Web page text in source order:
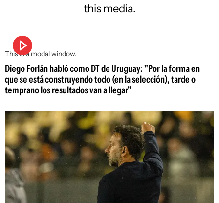
This is a modal window.
this media.
Diego Forlán habló como DT de Uruguay: "Por la forma en
que se está construyendo todo (en la selección), tarde o
temprano los resultados van a llegar"